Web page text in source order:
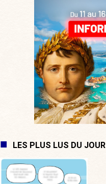
LES PLUS LUS DU JOUR